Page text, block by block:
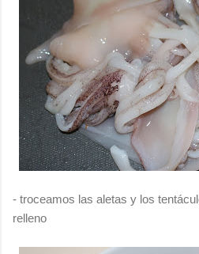
- troceamos las aletas y los
relleno